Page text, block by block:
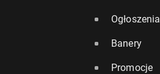
Ogłoszenia
Banery
Promocje